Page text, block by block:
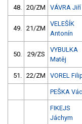
48. 20/ZM VÁVRA Jiří
49. 21/ZM
VELEŠÍK
Antonín
50. 29/ZS
VYBULKA
Matěj
51. 22/ZM VOREL
PEŠKA
FIKEJS
Jáchym